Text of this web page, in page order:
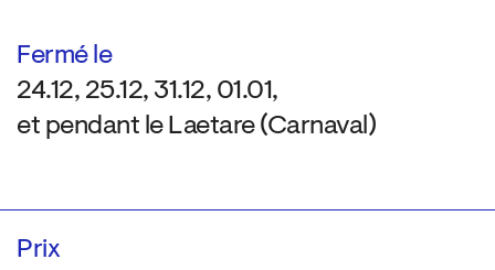
Fermé le
24.12, 25.12, 31.12, 01.01,
et pendant le Laetare (Carnaval)
Prix